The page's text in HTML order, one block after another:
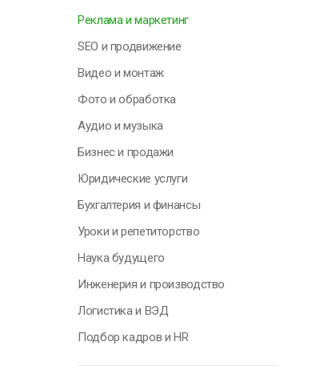
Реклама и маркетинг
SEO и продвижение
Видео и монтаж
Фото и обработка
Аудио и музыка
Бизнес и продажи
Юридические услуги
Бухгалтерия и финансы
Уроки и репетиторство
Наука будущего
Инженерия и производство
Логистика и ВЭД
Подбор кадров и HR